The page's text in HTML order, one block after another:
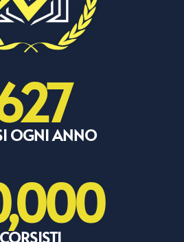
OGNI ANNO
CORSISTI